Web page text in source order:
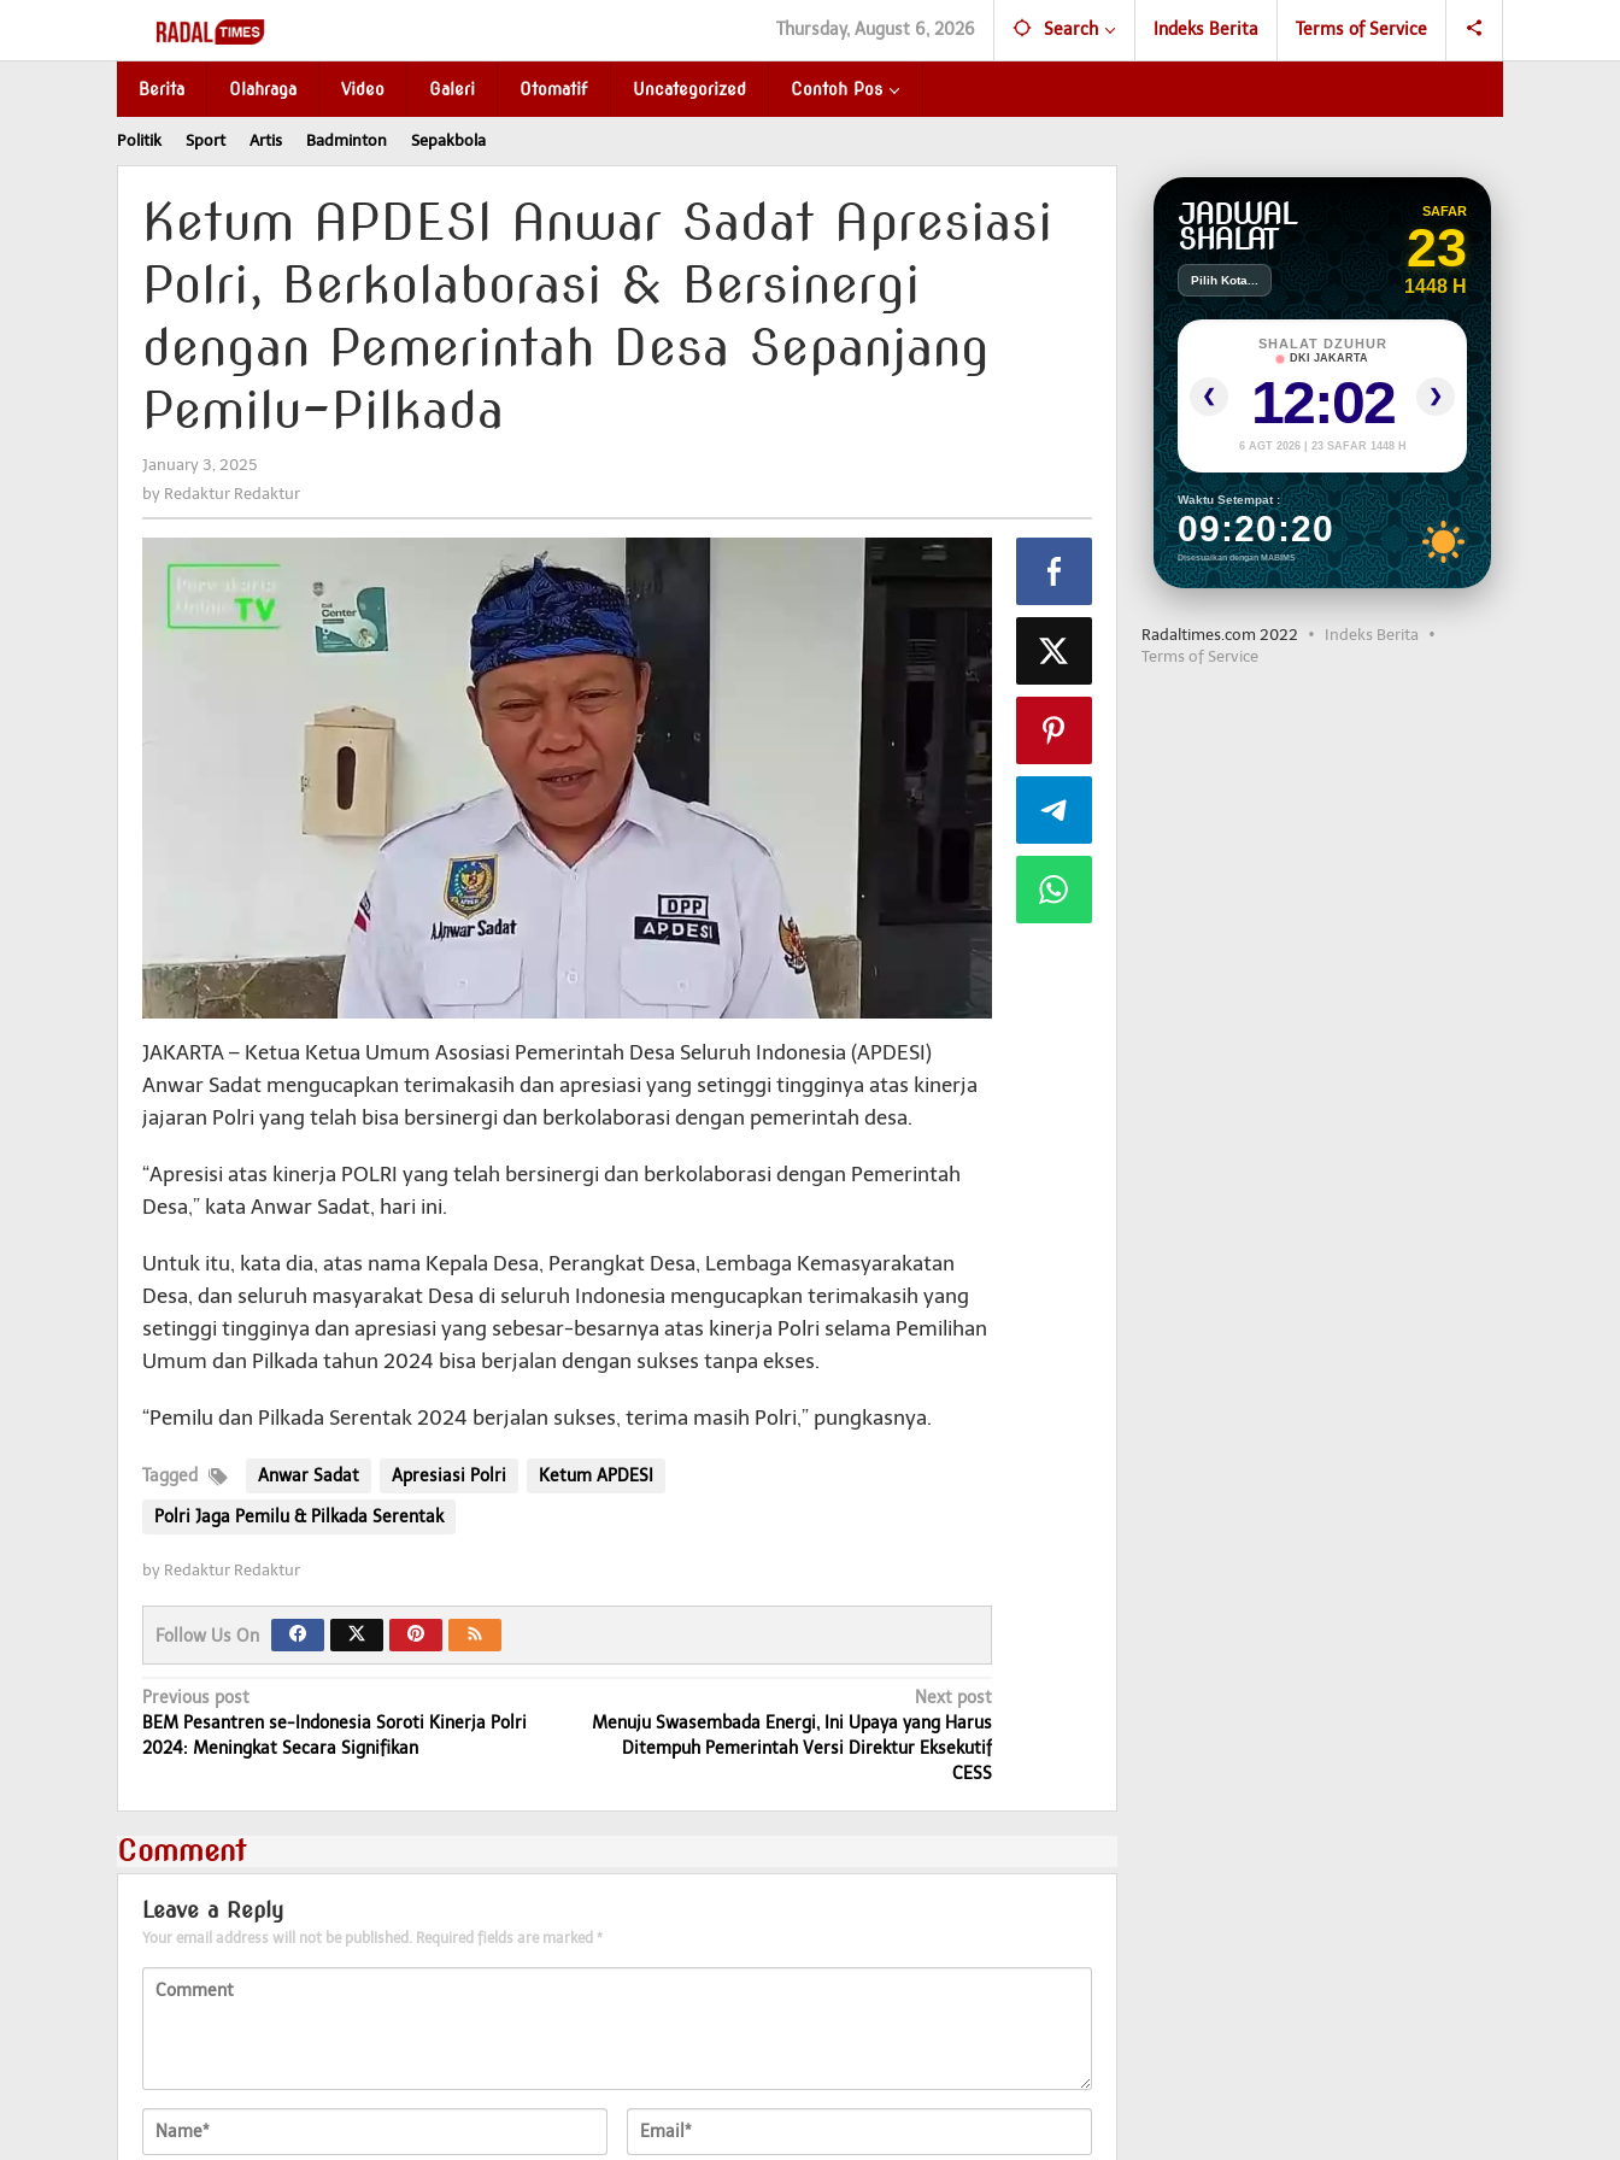
content
Thursday, August 6, 2026 Search Indeks Berita Terms of Service
Berita Olahraga Video Galeri Otomatif Uncategorized Contoh Pos
Politik Sport Artis Badminton Sepakbola
Ketum APDESI Anwar Sadat Apresiasi
Polri, Berkolaborasi & Bersinergi
dengan Pemerintah Desa Sepanjang
Pemilu-Pilkada
January 3, 2025
Redaktur
by Redaktur Redaktur
JAKARTA – Ketua Ketua Umum Asosiasi Pemerintah Desa Seluruh Indonesia (APDESI)
Anwar Sadat mengucapkan terimakasih dan apresiasi yang setinggi tingginya atas kinerja
jajaran Polri yang telah bisa bersinergi dan berkolaborasi dengan pemerintah desa.
“Apresisi atas kinerja POLRI yang telah bersinergi dan berkolaborasi dengan Pemerintah
Desa,” kata Anwar Sadat, hari ini.
Untuk itu, kata dia, atas nama Kepala Desa, Perangkat Desa, Lembaga Kemasyarakatan
Desa, dan seluruh masyarakat Desa di seluruh Indonesia mengucapkan terimakasih yang
setinggi tingginya dan apresiasi yang sebesar-besarnya atas kinerja Polri selama Pemilihan
Umum dan Pilkada tahun 2024 bisa berjalan dengan sukses tanpa ekses.
“Pemilu dan Pilkada Serentak 2024 berjalan sukses, terima masih Polri,” pungkasnya.
Tagged Anwar Sadat Apresiasi Polri
Ketum APDESI
Polri Jaga Pemilu & Pilkada Serentak
by Redaktur Redaktur
Follow Us On
Post
navigation
Previous post
BEM Pesantren se-Indonesia Soroti Kinerja Polri
2024: Meningkat Secara Signifikan
Next post
Menuju Swasembada Energi, Ini Upaya yang Harus
Ditempuh Pemerintah Versi Direktur Eksekutif
CESS
Comment
Leave a Reply
Your email address will not be published. Required fields are marked *
JADWAL
SHALAT
Pilih Kota...
SAFAR
23
1448 H
❮
SHALAT DZUHUR
DKI JAKARTA
12:02
6 AGT 2026 | 23 SAFAR 1448 H
❯
Waktu Setempat :
09:20:21
Disesuaikan dengan MABIMS
Radaltimes.com 2022
Indeks Berita
Terms of Service